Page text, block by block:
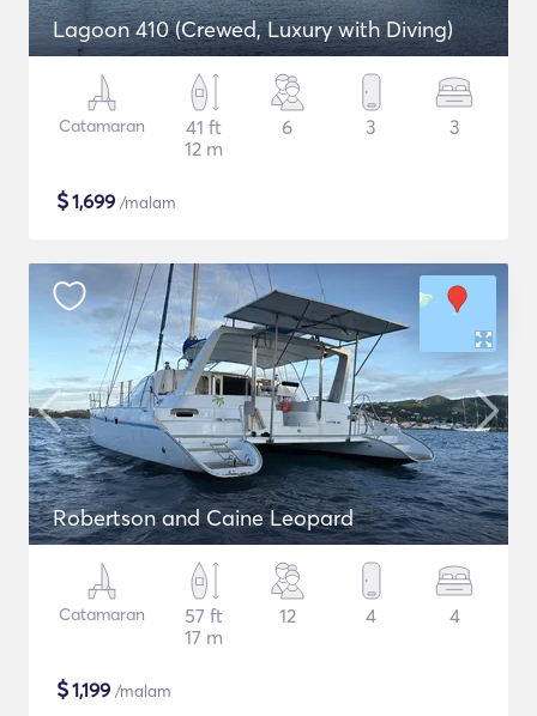
Lagoon 410 (Crewed, Luxury with Diving)
Catamaran
41 ft
12 m
6 3 3
$1,699 /malam
Robertson and Caine Leopard
Catamaran
57 ft
17 m
12 4 4
$1,199 /malam